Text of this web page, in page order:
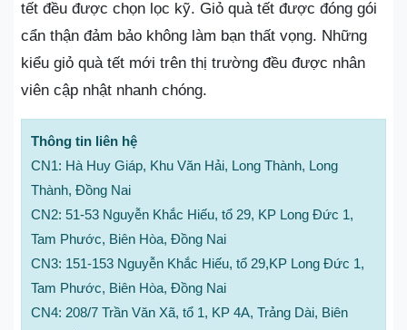
tết đều được chọn lọc kỹ. Giỏ quà tết được đóng gói
cẩn thận đảm bảo không làm bạn thất vọng. Những
kiểu giỏ quà tết mới trên thị trường đều được nhân
viên cập nhật nhanh chóng.
Thông tin liên hệ
CN1: Hà Huy Giáp, Khu Văn Hải, Long Thành, Long
Thành, Đồng Nai
CN2: 51-53 Nguyễn Khắc Hiếu, tổ 29, KP Long Đức 1,
Tam Phước, Biên Hòa, Đồng Nai
CN3: 151-153 Nguyễn Khắc Hiếu, tổ 29,KP Long Đức 1,
Tam Phước, Biên Hòa, Đồng Nai
CN4: 208/7 Trần Văn Xã, tổ 1, KP 4A, Trảng Dài, Biên